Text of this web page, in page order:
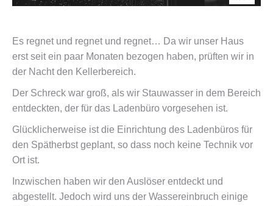
Es regnet und regnet und regnet… Da wir unser Haus
erst seit ein paar Monaten bezogen haben, prüften wir in
der Nacht den Kellerbereich.
Der Schreck war groß, als wir Stauwasser in dem Bereich
entdeckten, der für das Ladenbüro vorgesehen ist.
Glücklicherweise ist die Einrichtung des Ladenbüros für
den Spätherbst geplant, so dass noch keine Technik vor
Ort ist.
Inzwischen haben wir den Auslöser entdeckt und
abgestellt. Jedoch wird uns der Wassereinbruch einige